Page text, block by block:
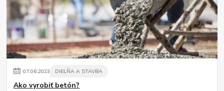
07.06.2023 DIELŇA A STAVBA
Ako vyrobiť betón?